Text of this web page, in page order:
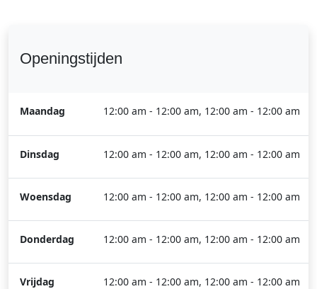
Openingstijden
Maandag 12:00 am - 12:00 am, 12:00 am - 12:00 am
Dinsdag 12:00 am - 12:00 am, 12:00 am - 12:00 am
Woensdag 12:00 am - 12:00 am, 12:00 am - 12:00 am
Donderdag 12:00 am - 12:00 am, 12:00 am - 12:00 am
Vrijdag 12:00 am - 12:00 am, 12:00 am - 12:00 am